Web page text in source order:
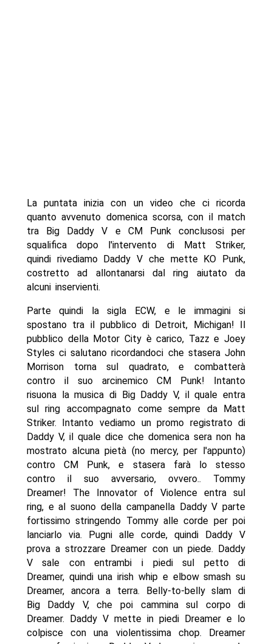
La puntata inizia con un video che ci ricorda
quanto avvenuto domenica scorsa, con il match
tra Big Daddy V e CM Punk conclusosi per
squalifica dopo l'intervento di Matt Striker,
quindi rivediamo Daddy V che mette KO Punk,
costretto ad allontanarsi dal ring aiutato da
alcuni inservienti.
Parte quindi la sigla ECW, e le immagini si
spostano tra il pubblico di Detroit, Michigan! Il
pubblico della Motor City è carico, Tazz e Joey
Styles ci salutano ricordandoci che stasera John
Morrison torna sul quadrato, e combatterà
contro il suo arcinemico CM Punk! Intanto
risuona la musica di Big Daddy V, il quale entra
sul ring accompagnato come sempre da Matt
Striker. Intanto vediamo un promo registrato di
Daddy V, il quale dice che domenica sera non ha
mostrato alcuna pietà (no mercy, per l'appunto)
contro CM Punk, e stasera farà lo stesso
contro il suo avversario, ovvero.. Tommy
Dreamer! The Innovator of Violence entra sul
ring, e al suono della campanella Daddy V parte
fortissimo stringendo Tommy alle corde per poi
lanciarlo via. Pugni alle corde, quindi Daddy V
prova a strozzare Dreamer con un piede. Daddy
V sale con entrambi i piedi sul petto di
Dreamer, quindi una irish whip e elbow smash su
Dreamer, ancora a terra. Belly-to-belly slam di
Big Daddy V, che poi cammina sul corpo di
Dreamer. Daddy V mette in piedi Dreamer e lo
colpisce con una violentissima chop. Dreamer